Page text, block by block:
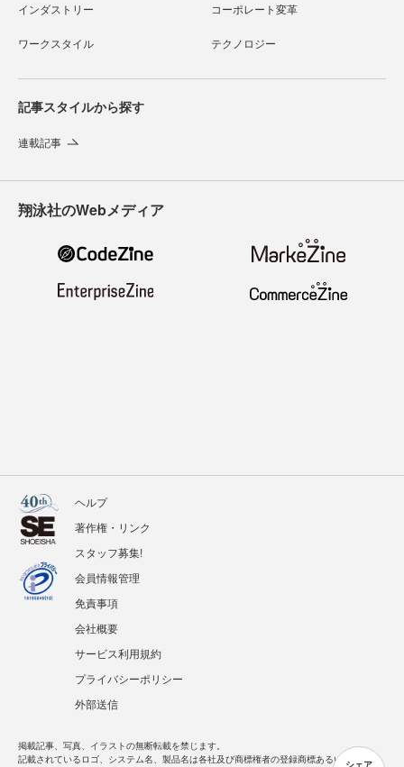
シェア
インダストリー コーポレート変革
ワークスタイル テクノロジー
記事スタイルから探す
連載記事
翔泳社のWebメディア
ヘルプ
著作権・リンク
スタッフ募集!
会員情報管理
免責事項
会社概要
サービス利用規約
プライバシーポリシー
外部送信
掲載記事、写真、イラストの無断転載を禁じます。
記載されているロゴ、システム名、製品名は各社及び商標権者の登録商標あるいは商標で